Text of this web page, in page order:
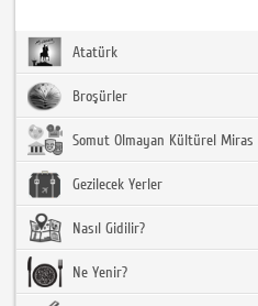
Atatürk
Broşürler
Somut Olmayan Kültürel Miras
Gezilecek Yerler
Nasıl Gidilir?
Ne Yenir?